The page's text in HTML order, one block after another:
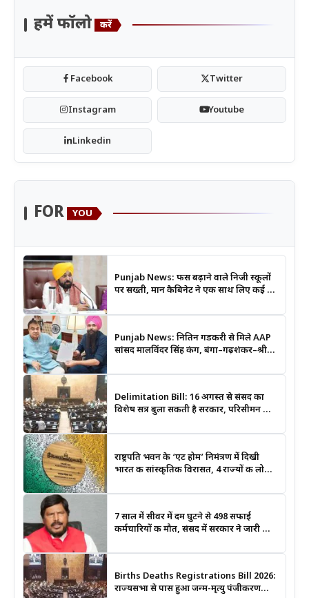
हमें फॉलो करें
Facebook Twitter
Instagram Youtube
Linkedin
FOR YOU
Punjab News: फीस बढ़ाने वाले निजी स्कूलों
पर सख्ती, मान कैबिनेट ने एक साथ लिए कई बड़े
Punjab News: नितिन गडकरी से मिले AAP
सांसद मालविंदर सिंह कंग, बंगा–गढ़शंकर–श्री
बनाने की उठाई मांग
Delimitation Bill: 16 अगस्त से संसद का
विशेष सत्र बुला सकती है सरकार, परिसीमन और
राष्ट्रपति भवन के ‘एट होम’ निमंत्रण में दिखी
भारत की सांस्कृतिक विरासत, 4 राज्यों की लोक
7 साल में सीवर में दम घुटने से 498 सफाई
कर्मचारियों की मौत, संसद में सरकार ने जारी किए
Births Deaths Registrations Bill 2026:
राज्यसभा से पास हुआ जन्म-मृत्यु पंजीकरण